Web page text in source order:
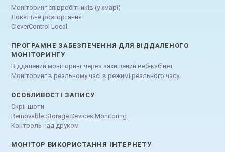
Моніторинг співробітників (у хмарі)
Локальне розгортання
CleverControl Local
ПРОГРАМНЕ ЗАБЕЗПЕЧЕННЯ ДЛЯ ВІДДАЛЕНОГО
МОНІТОРИНГУ
Віддалений моніторинг через захищений веб-кабінет
Моніторинг в реальному часі в режимі реального часу
ОСОБЛИВОСТІ ЗАПИСУ
Скріншоти
Removable Storage Devices Monitoring
Контроль над друком
МОНІТОР ВИКОРИСТАННЯ ІНТЕРНЕТУ